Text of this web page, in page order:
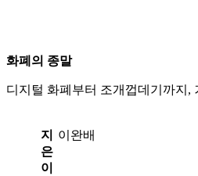
화폐의 종말
디지털 화폐부터 조개껍데기까지,
지
은
이
이완배